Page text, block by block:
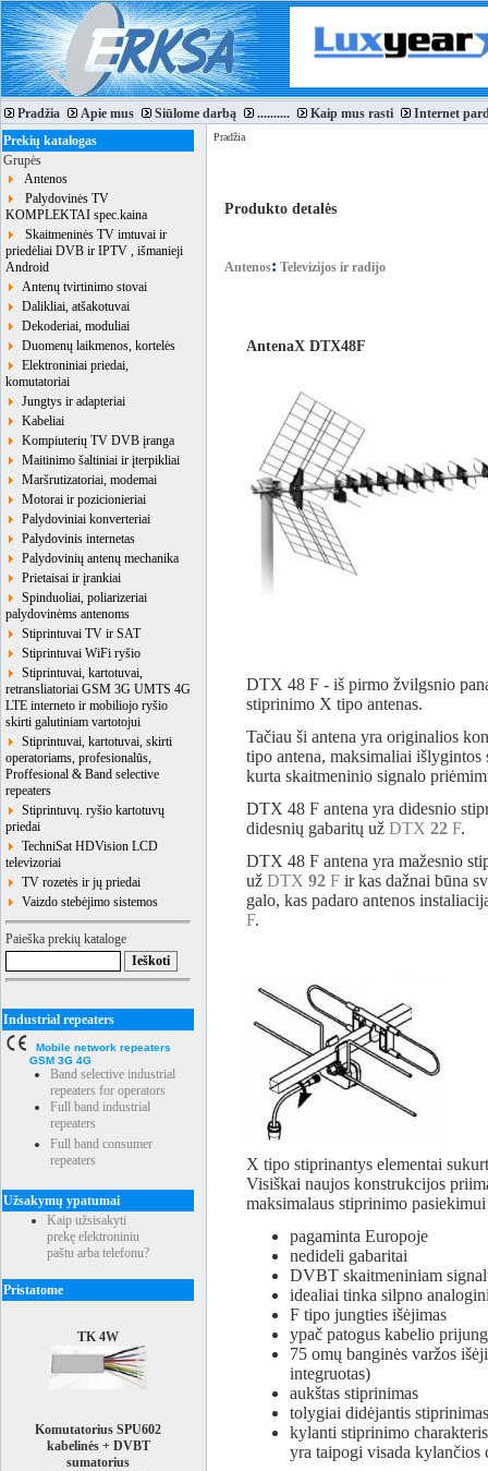
Pradžia Apie mus Siūlome darbą .......... Kaip mus rasti
Internet
Prekių katalogas
Grupės
Antenos
Palydovinės TV
KOMPLEKTAI spec.kaina
Skaitmeninės TV imtuvai ir
priedėliai DVB ir IPTV , išmanieji
Android
Antenų tvirtinimo stovai
Dalikliai, atšakotuvai
Dekoderiai, moduliai
Duomenų laikmenos, kortelės
Elektroniniai priedai,
komutatoriai
Jungtys ir adapteriai
Kabeliai
Kompiuterių TV DVB įranga
Maitinimo šaltiniai ir įterpikliai
Maršrutizatoriai, modemai
Motorai ir pozicionieriai
Palydoviniai konverteriai
Palydovinis internetas
Palydovinių antenų mechanika
Prietaisai ir įrankiai
Spinduoliai, poliarizeriai
palydovinėms antenoms
Stiprintuvai TV ir SAT
Stiprintuvai WiFi ryšio
Stiprintuvai, kartotuvai,
retransliatoriai GSM 3G UMTS 4G
LTE interneto ir mobiliojo ryšio
skirti galutiniam vartotojui
Stiprintuvai, kartotuvai, skirti
operatoriams, profesionalūs,
Proffesional & Band selective
repeaters
Stiprintuvų. ryšio kartotuvų
priedai
TechniSat HDVision LCD
televizoriai
TV rozetės ir jų priedai
Vaizdo stebėjimo sistemos
Paieška prekių kataloge
Industrial repeaters
Mobile network repeaters
GSM 3G 4G
Band selective industrial
repeaters for operators
Full band industrial
repeaters
Full band consumer
repeaters
Užsakymų ypatumai
Kaip užsisakyti
prekę elektroniniu
paštu arba telefonu?
Pristatome
TK 4W
Komutatorius SPU602
kabelinės + DVBT
sumatorius
Pradžia
Produkto detalės
Antenos: Televizijos ir radijo
AntenaX DTX48F
DTX 48 F - iš pirmo žvilgsnio
stiprinimo X tipo antenas.
Tačiau ši antena yra originalios
tipo antena, maksimaliai
kurta skaitmeninio signalo
DTX 48 F antena yra didesnio
didesnių gabaritų už DTX 22 F.
DTX 48 F antena yra mažesnio
už DTX 92 F ir kas dažnai būna
galo, kas padaro antenos
F.
X tipo stiprinantys elementai
Visiškai naujos konstrukcijos
maksimalaus stiprinimo pasiekimui
pagaminta Europoje
nedideli gabaritai
DVBT skaitmeniniam
idealiai tinka silpno
F tipo jungties išėjimas
ypač patogus kabelio
75 omų banginės varžos
integruotas)
aukštas stiprinimas
tolygiai didėjantis
kylanti stiprinimo
yra taipogi visada kylančios